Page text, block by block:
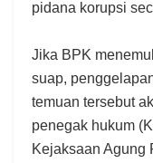
pidana korupsi
Jika BPK
suap,
temuan tersebut
penegak hukum
Kejaksaan Agung